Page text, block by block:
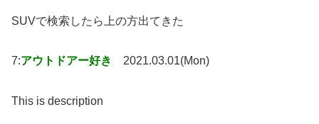
SUVで検索したら上の方出てきた
7:アウトドアー好き 2021.03.01(Mon)
This is description